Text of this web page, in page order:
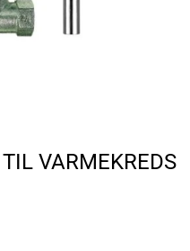
VARMEKREDS